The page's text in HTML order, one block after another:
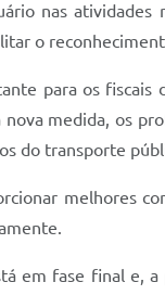
nas
o
para os
medida, os
do transporte
melhores
em fase final